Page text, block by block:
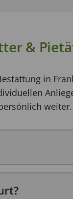
&
in
weiter.